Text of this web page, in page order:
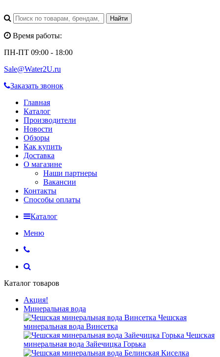
Время работы:
ПН-ПТ 09:00 - 18:00
Sale@Water2U.ru
Заказать звонок
Главная
Каталог
Производители
Новости
Обзоры
Как купить
Доставка
О магазине
Наши партнеры
Вакансии
Контакты
Способы оплаты
Каталог
Меню
Каталог товаров
Акция!
Минеральная вода
Чешская
минеральная вода Винсетка
Чешская
минеральная вода Зайечицка Горька